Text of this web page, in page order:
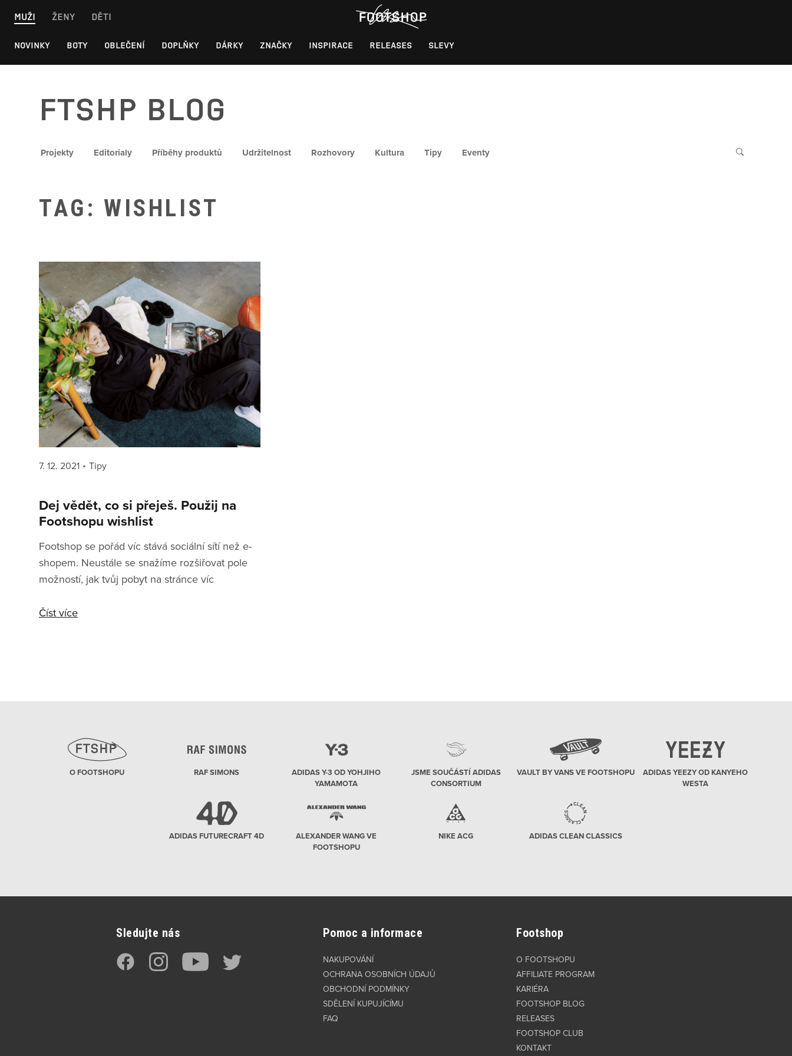
MUŽI ŽENY DĚTI
NOVINKY BOTY OBLEČENÍ DOPLŇKY DÁRKY ZNAČKY INSPIRACE RELEASES SLEVY
FTSHP blog
Projekty Editorialy Příběhy produktů Udržitelnost Rozhovory Kultura Tipy Eventy
TAG: WISHLIST
Posted
7. 12. 2021 Categories
Tipy
Dej vědět, co si přeješ. Použij na
Footshopu wishlist
Footshop se pořád víc stává sociální sítí než e-
shopem. Neustále se snažíme rozšiřovat pole
možností, jak tvůj pobyt na stránce víc
vlastní seznam přání, se kterým můžeš dělat
Číst více
O FOOTSHOPU RAF SIMONS
ADIDAS Y-3 OD YOHJIHO
YAMAMOTA
JSME SOUČÁSTÍ ADIDAS
CONSORTIUM
VAULT BY VANS VE FOOTSHOPU
ADIDAS YEEZY OD KANYEHO
WESTA
ADIDAS FUTURECRAFT 4D
ALEXANDER WANG VE
FOOTSHOPU
NIKE ACG ADIDAS CLEAN CLASSICS
Sledujte nás Pomoc a informace
NAKUPOVÁNÍ
OCHRANA OSOBNÍCH ÚDAJŮ
OBCHODNÍ PODMÍNKY
SDĚLENÍ KUPUJÍCÍMU
FAQ
Footshop
O FOOTSHOPU
AFFILIATE PROGRAM
KARIÉRA
FOOTSHOP BLOG
RELEASES
FOOTSHOP CLUB
KONTAKT